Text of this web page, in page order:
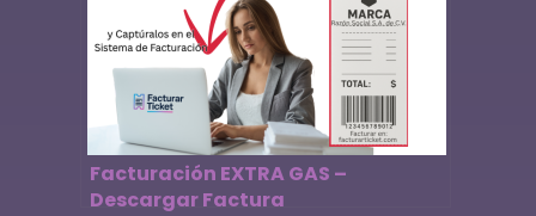
Facturación EXTRA GAS –
Descargar Factura